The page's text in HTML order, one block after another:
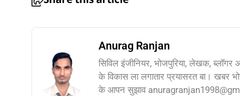
Anurag Ranjan
सिविल इंजीनियर, भोजपुरिया, लेखक,
के विकास ला लगातार प्रयासरत बा।
के आपन सुझाव